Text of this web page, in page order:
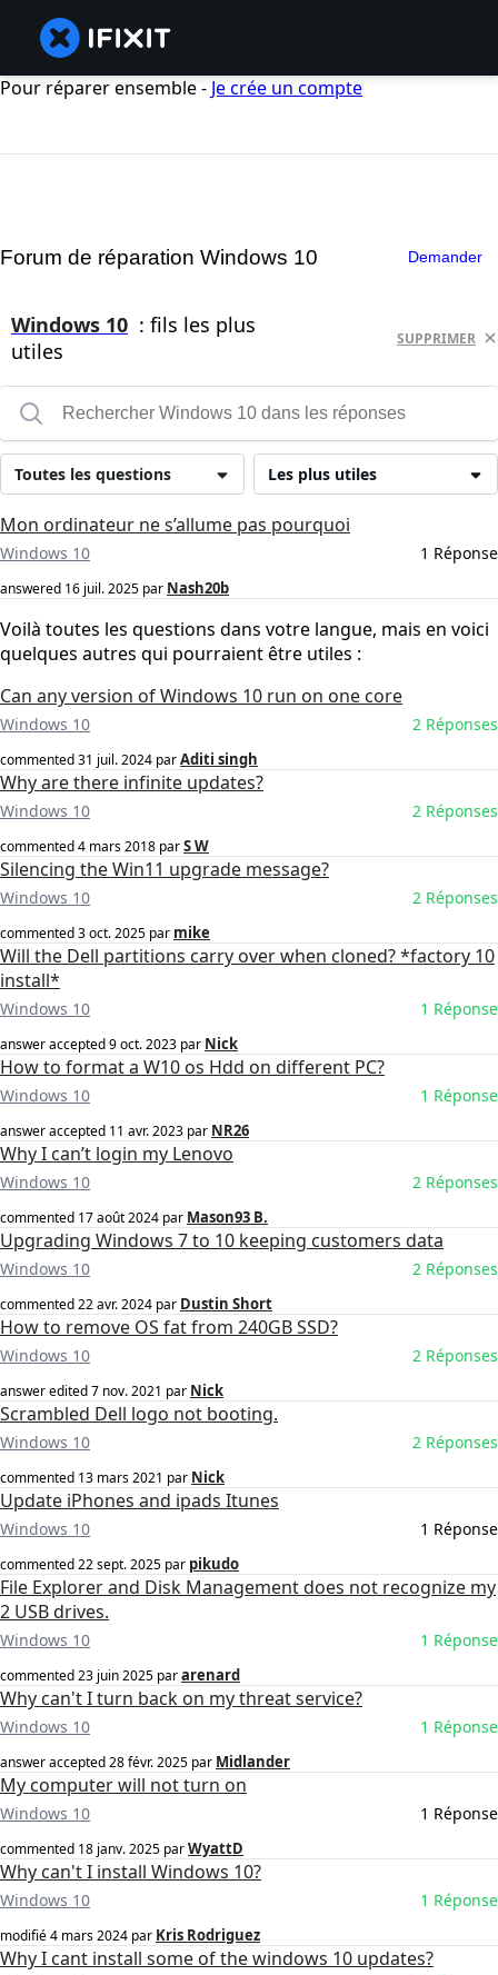
Pour réparer ensemble - Je crée un compte
Forum de réparation Windows 10 Demander
Windows 10 : fils les plus
utiles
SUPPRIMER
Les plus utiles
Toutes les questions
Mon ordinateur ne s’allume pas pourquoi
Windows 10 1 Réponse
answered 16 juil. 2025 par Nash20b
Voilà toutes les questions dans votre langue, mais en voici
quelques autres qui pourraient être utiles :
Can any version of Windows 10 run on one core
Windows 10 2 Réponses
commented31 juil. 2024 parAditi singh
Why are there infinite updates?
Windows 10 2 Réponses
commented4 mars 2018 parS W
Silencing the Win11 upgrade message?
Windows 10 2 Réponses
commented3 oct. 2025 par mike
Will the Dell partitions carry over when cloned? *factory 10
install*
Windows 10 1 Réponse
answer accepted9 oct. 2023 par Nick
How to format a W10 os Hdd on different PC?
Windows 10 1 Réponse
answer accepted 11 avr. 2023 par NR26
Why I can’t login my Lenovo
Windows 10 2 Réponses
commented 17 août 2024 par Mason93 B.
Upgrading Windows 7 to 10 keeping customers data
Windows 10 2 Réponses
commented22 avr. 2024 par Dustin Short
How to remove OS fat from 240GB SSD?
Windows 10 2 Réponses
answer edited7 nov. 2021 par Nick
Scrambled Dell logo not booting.
Windows 10 2 Réponses
commented 13 mars 2021 par Nick
Update iPhones and ipads Itunes
Windows 10 1 Réponse
commented22 sept. 2025 par pikudo
File Explorer and Disk Management does not recognize my
2 USB drives.
Windows 10 1 Réponse
commented23 juin 2025 pararenard
Why can't I turn back on my threat service?
Windows 10 1 Réponse
answer accepted28 févr. 2025 par Midlander
My computer will not turn on
Windows 10 1 Réponse
commented 18 janv. 2025 parWyattD
Why can't I install Windows 10?
Windows 10 1 Réponse
modifié4 mars 2024 par Kris Rodriguez
Why I cant install some of the windows 10 updates?